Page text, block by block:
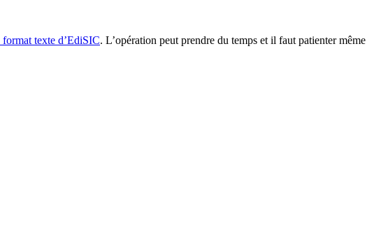
texte d’EdiSIC. L’opération peut prendre du temps et il faut patienter même